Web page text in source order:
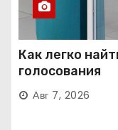
Как легко
голосования
Авг 7, 2026